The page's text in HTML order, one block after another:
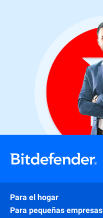
Para el hogar
Para pequeñas empresas